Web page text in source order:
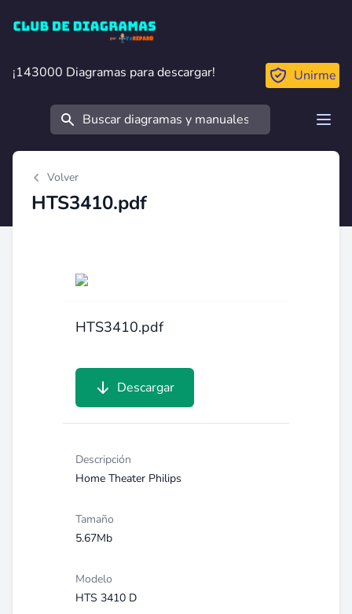
Club de Diagramas
¡143000 Diagramas para descargar!
¡143000 Diagramas para descargar! Unirme
Buscar
Volver
HTS3410.pdf
HTS3410.pdf
Descargar
Descripción
Home Theater Philips
Tamaño
5.67Mb
Modelo
HTS 3410 D